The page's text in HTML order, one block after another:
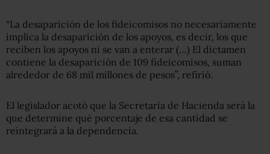
“La desaparición de los fideicomisos no necesariamente
implica la desaparición de los apoyos, es decir, los que
reciben los apoyos ni se van a enterar (…) El dictamen
contiene la desaparición de 109 fideicomisos, suman
alrededor de 68 mil millones de pesos”, refirió.
El legislador acotó que la Secretaría de Hacienda será la
que determine qué porcentaje de esa cantidad se
reintegrará a la dependencia.